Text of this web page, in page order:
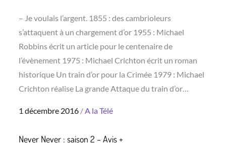
– Je voulais l’argent. 1855 : des cambrioleurs
s’attaquent à un chargement d’or 1955 : Michael
Robbins écrit un article pour le centenaire de
l’évènement 1975 : Michael Crichton écrit un roman
historique Un train d’or pour la Crimée 1979 : Michael
Crichton réalise La grande Attaque du train d’or…
Posted
1 décembre 2016 A la Télé
Never Never : saison 2 – Avis +